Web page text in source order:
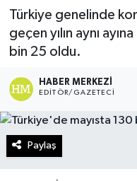
Türkiye genelinde
geçen yılın aynı
bin 25 oldu.
HABER MERKEZI
EDITÖR/GAZETECI
Paylaş
Sağlık
Teknoloji
Turizm
Kültür - Sanat
Son Dakika
Haber Arşivi